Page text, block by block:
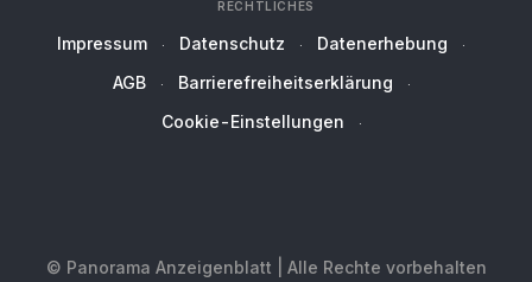
RECHTLICHES
Impressum Datenschutz
Datenerhebung
AGB
Barrierefreiheitserklärung
Cookie-Einstellungen
© Panorama Anzeigenblatt | Alle Rechte vorbehalten